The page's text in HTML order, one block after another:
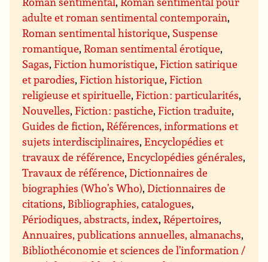
adulte et roman sentimental contemporain,
Roman sentimental historique, Suspense
romantique,Roman sentimental érotique,
Sagas,Fiction humoristique,Fiction satirique
et parodies,Fiction historique,Fiction
religieuse et spirituelle,Fiction : particularités,
Nouvelles,Fiction : pastiche,Fiction traduite,
Guides de fiction,Références, informations et
sujets interdisciplinaires,Encyclopédies et
travaux de référence,Encyclopédies générales,
Travaux de référence,Dictionnaires de
biographies (Who’s Who),Dictionnaires de
citations, Bibliographies, catalogues,
Périodiques, abstracts, index,Répertoires,
Annuaires, publications annuelles, almanachs,
Bibliothéconomie et sciences de l’information /